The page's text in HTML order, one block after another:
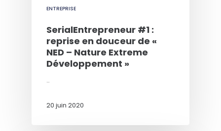
ENTREPRISE
SerialEntrepreneur #1 :
reprise en douceur de «
NED – Nature Extreme
Développement »
…
20 juin 2020